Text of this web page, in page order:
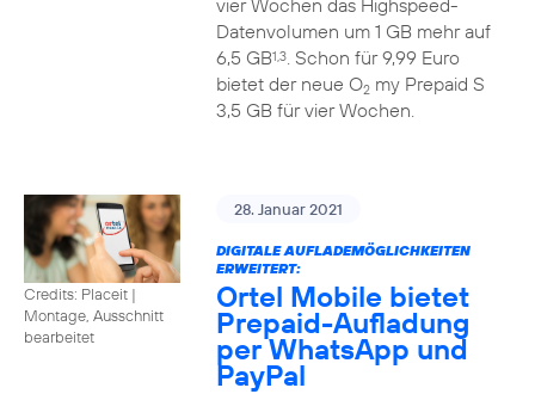
vier Wochen das Highspeed-
Datenvolumen um 1 GB mehr auf
6,5 GB1,3. Schon für 9,99 Euro
bietet der neue O2my Prepaid S
3,5 GB für vier Wochen.
Credits: Placeit |
Montage, Ausschnitt
bearbeitet
28. Januar 2021
DIGITALE AUFLADEMÖGLICHKEITEN
ERWEITERT:
Ortel Mobile bietet
Prepaid-Aufladung
per WhatsApp und
PayPal